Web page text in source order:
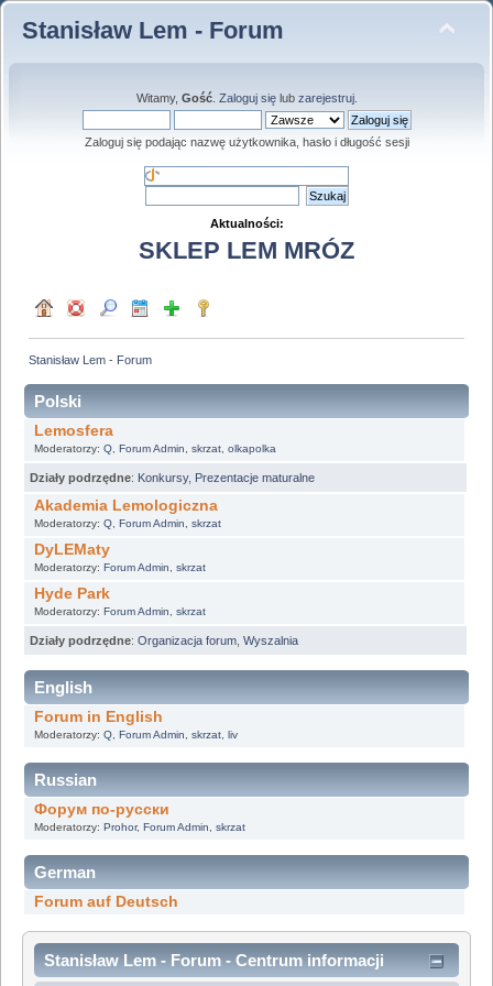
Stanisław Lem - Forum
Witamy, Gość. Zaloguj sięlub zarejestruj.
Zaloguj się podając nazwę użytkownika, hasło i długość sesji
Aktualności:
SKLEP LEM MRÓZ
Stanisław Lem - Forum
Polski
Lemosfera
Moderatorzy: Q, Forum Admin skrzat, olkapolka
Działy podrzędne: Konkursy, Prezentacje maturalne
Akademia Lemologiczna
Moderatorzy: Q, Forum Admin skrzat
DyLEMaty
Moderatorzy: Forum Admin skrzat
Hyde Park
Moderatorzy: Forum Admin skrzat
Działy podrzędne: Organizacja forum Wyszalnia
English
Forum in English
Moderatorzy: Q, Forum Admin skrzat, liv
Russian
Форум по-русски
Moderatorzy: Prohor, Forum Admin skrzat
German
Forum auf Deutsch
Stanisław Lem - Forum - Centrum informacji